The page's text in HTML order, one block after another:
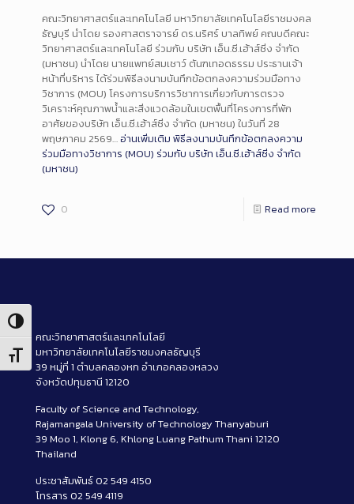
Toggle High Contrast
Toggle Font size
คณะวิทยาศาสตร์และเทคโนโลยี มหาวิทยาลัยเทคโนโลยีราชมงคล
ธัญบุรี นำโดย รองศาสตราจารย์ ดร.นริศร์ บาลทิพย์ คณบดีคณะ
วิทยาศาสตร์และเทคโนโลยี ร่วมกับ บริษัท เอ็น.ซี.เฮ้าส์ซิ่ง จำกัด
(มหาชน) นำโดย นายแพทย์สมเชาว์ ตันฑเทอดธรรม ประธานเจ้า
หน้าที่บริหาร ได้ร่วมพิธีลงนามบันทึกข้อตกลงความร่วมมือทาง
วิชาการ (MOU) โครงการบริการวิชาการเกี่ยวกับการตรวจ
วิเคราะห์คุณภาพน้ำและสิ่งแวดล้อมในเขตพื้นที่โครงการที่พัก
อาศัยของบริษัท เอ็น.ซี.เฮ้าส์ซิ่ง จำกัด (มหาชน) ในวันที่ 28
พฤษภาคม 2569…อ่านเพิ่มเติม พิธีลงนามบันทึกข้อตกลงความ
ร่วมมือทางวิชาการ (MOU) ร่วมกับ บริษัท เอ็น.ซี.เฮ้าส์ซิ่ง จำกัด
(มหาชน)
0 Read more
คณะวิทยาศาสตร์และเทคโนโลยี
มหาวิทยาลัยเทคโนโลยีราชมงคลธัญบุรี
39 หมู่ที่ 1 ตำบลคลองหก อำเภอคลองหลวง
จังหวัดปทุมธานี 12120
Faculty of Science and Technology,
Rajamangala University of Technology Thanyaburi
39 Moo 1, Klong 6, Khlong Luang Pathum Thani 12120
Thailand
ประชาสัมพันธ์ 02 549 4150
โทรสาร 02 549 4119